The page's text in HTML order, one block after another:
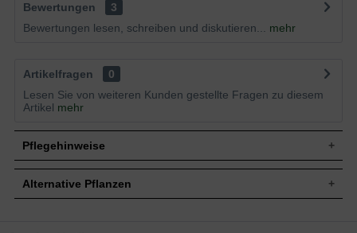
Bewertungen
3
Bewertungen lesen, schreiben und diskutieren...
mehr
Artikelfragen
0
Lesen Sie von weiteren Kunden gestellte Fragen zu diesem
Artikel mehr
Pflegehinweise
Pflanz- und Pflegetipps Origanum vulgare /
Alternative Pflanzen